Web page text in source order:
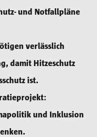
und Notfallpläne
verlässlich
damit Hitzeschutz
ist.
und Inklusion